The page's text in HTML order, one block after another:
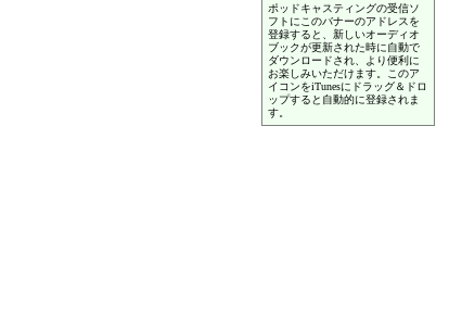
ポッドキャスティングの受信ソ
フトにこのバナーのアドレスを
登録すると、新しいオーディオ
ブックが更新された時に自動で
ダウンロードされ、より便利に
お楽しみいただけます。このア
イコンをiTunesにドラッグ＆ドロ
ップすると自動的に登録されま
す。